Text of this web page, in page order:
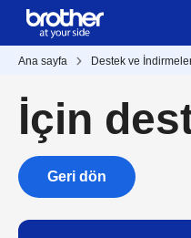
Ana sayfa Destek ve
İçin
Geri dön